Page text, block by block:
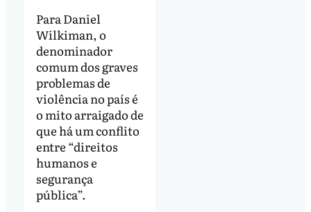
Para Daniel
Wilkiman, o
denominador
comum dos graves
problemas de
violência no país é
o mito arraigado de
que há um conflito
entre “direitos
humanos e
segurança
pública”.